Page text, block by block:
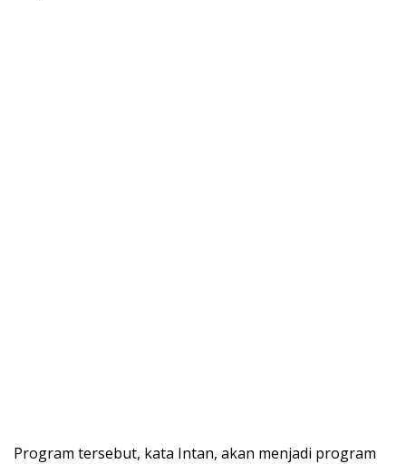
Program tersebut, kata Intan, akan menjadi program